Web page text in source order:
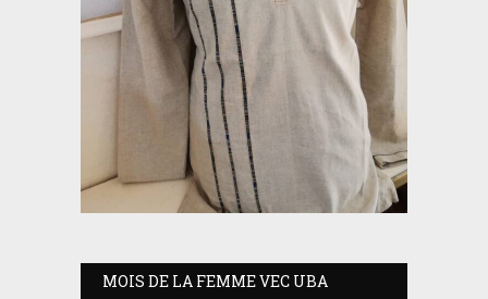
MOIS DE LA FEMME VEC UBA